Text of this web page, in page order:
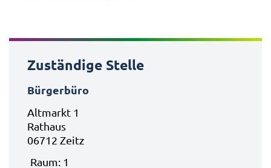
Zuständige Stelle
Bürgerbüro
Altmarkt 1
Rathaus
06712 Zeitz
Raum: 1